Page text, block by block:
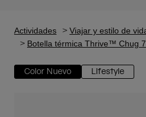
Mochilas Hidratación
Senderismo
Adiós a los desechables
Actividades Viajar y estilo de
Botella térmica Thrive™ Chug
Color Nuevo Lifestyle